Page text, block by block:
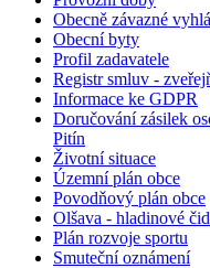
Obecně závazné
Obecní byty
Profil zadavatele
Registr smluv -
Informace ke GDPR
Doručování zásilek
Pitín
Životní situace
Územní plán obce
Povodňový plán obce
Olšava - hladinové
Plán rozvoje sportu
Smuteční oznámení